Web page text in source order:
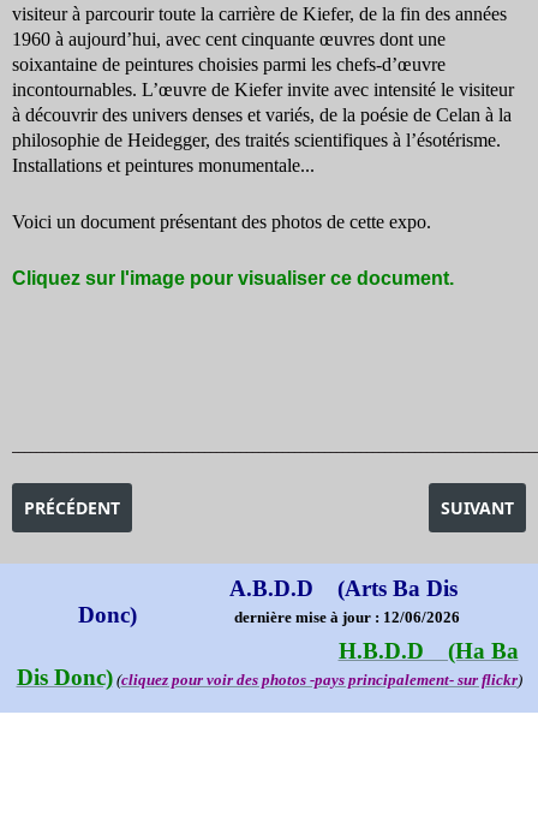
visiteur à parcourir toute la carrière de Kiefer, de la fin des années
1960 à aujourd’hui, avec cent cinquante œuvres dont une
soixantaine de peintures choisies parmi les chefs-d’œuvre
incontournables. L’œuvre de Kiefer invite avec intensité le visiteur
à découvrir des univers denses et variés, de la poésie de Celan à la
philosophie de Heidegger, des traités scientifiques à l’ésotérisme.
Installations et peintures monumentale...
Voici un document présentant des photos de cette expo.
Cliquez sur l'image pour visualiser ce document.
ARTICLE PRÉCÉDENT : EXPOSITION ELLSWORTH KELLY
PRÉCÉDENT ARTICLE
SUIVANT
A.B.D.D (Arts Ba Dis
Donc)
dernière mise à jour : 12/06/2026
H.B.D.D (Ha Ba
Dis Donc)(cliquez pour voir des photos -pays principalement- sur flickr)